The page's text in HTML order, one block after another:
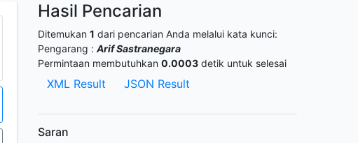
Hasil Pencarian
Ditemukan 1 dari pencarian Anda melalui kata kunci:
Pengarang : Arif Sastranegara
Permintaan membutuhkan 0.0003 detik untuk selesai
XML Result JSON Result
Saran